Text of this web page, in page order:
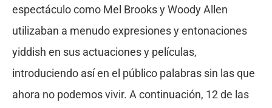
espectáculo como Mel Brooks y Woody Allen
utilizaban a menudo expresiones y entonaciones
yiddish en sus actuaciones y películas,
introduciendo así en el público palabras sin las que
ahora no podemos vivir. A continuación, 12 de las